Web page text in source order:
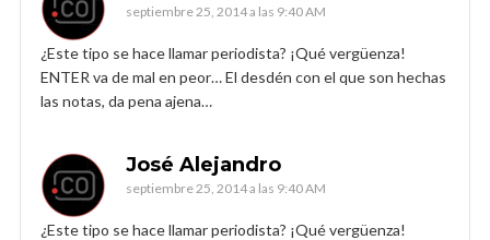
septiembre 25, 2014 a las 9:40 AM
¿Este tipo se hace llamar periodista? ¡Qué vergüenza!
ENTER va de mal en peor… El desdén con el que son hechas
las notas, da pena ajena…
José Alejandro
septiembre 25, 2014 a las 9:40 AM
¿Este tipo se hace llamar periodista? ¡Qué vergüenza!